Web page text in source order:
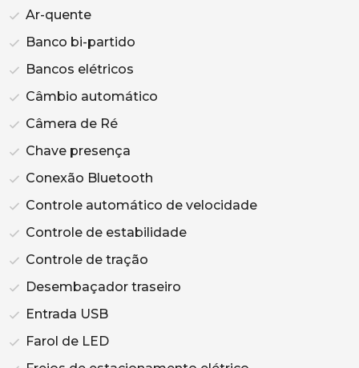
Ar-quente
Banco bi-partido
Bancos elétricos
Câmbio automático
Câmera de Ré
Chave presença
Conexão Bluetooth
Controle automático de velocidade
Controle de estabilidade
Controle de tração
Desembaçador traseiro
Entrada USB
Farol de LED